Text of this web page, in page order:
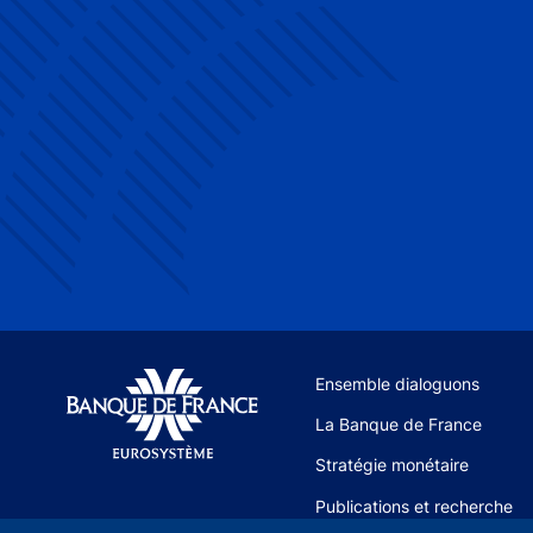
Site navigation
Ensemble dialoguons
La Banque de France
Stratégie monétaire
Publications et recherche